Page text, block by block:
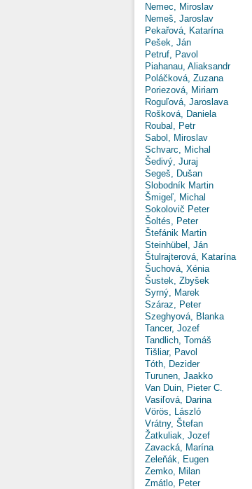
Nemec, Miroslav
Nemeš, Jaroslav
Pekařová, Katarína
Pešek, Ján
Petruf, Pavol
Piahanau, Aliaksandr
Poláčková, Zuzana
Poriezová, Miriam
Roguľová, Jaroslava
Rošková, Daniela
Roubal, Petr
Sabol, Miroslav
Schvarc, Michal
Šedivý, Juraj
Segeš, Dušan
Slobodník Martin
Šmigeľ, Michal
Sokolovič Peter
Šoltés, Peter
Štefánik Martin
Steinhübel, Ján
Štulrajterová, Katarína
Šuchová, Xénia
Šustek, Zbyšek
Syrný, Marek
Száraz, Peter
Szeghyová, Blanka
Tancer, Jozef
Tandlich, Tomáš
Tišliar, Pavol
Tóth, Dezider
Turunen, Jaakko
Van Duin, Pieter C.
Vasiľová, Darina
Vörös, László
Vrátny, Štefan
Žatkuliak, Jozef
Zavacká, Marína
Zeleňák, Eugen
Zemko, Milan
Zmátlo, Peter